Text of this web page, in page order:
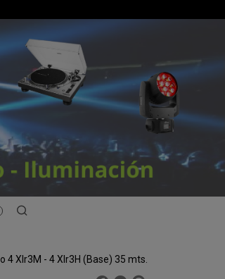
4 Xlr3M - 4 Xlr3H (Base) 35 mts.